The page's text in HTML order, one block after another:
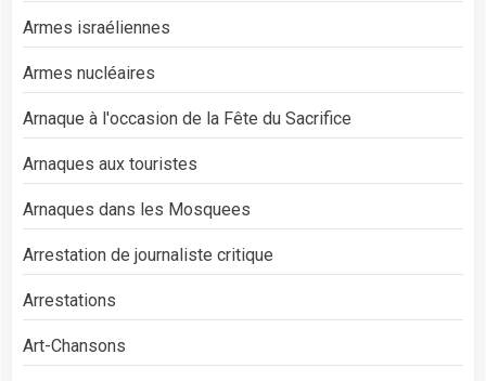
Armes israéliennes
Armes nucléaires
Arnaque à l'occasion de la Fête du Sacrifice
Arnaques aux touristes
Arnaques dans les Mosquees
Arrestation de journaliste critique
Arrestations
Art-Chansons